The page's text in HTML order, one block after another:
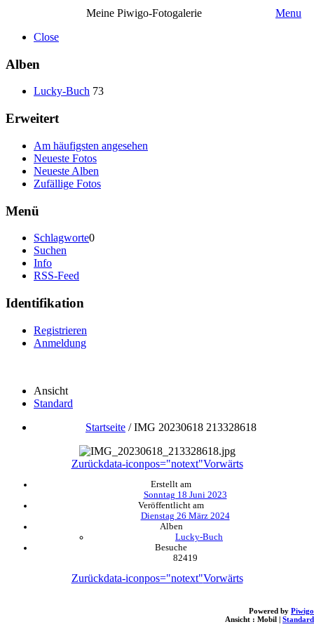
Meine Piwigo-Fotogalerie
Menu
Close
Alben
Lucky-Buch 73
Erweitert
Am häufigsten angesehen
Neueste Fotos
Neueste Alben
Zufällige Fotos
Menü
Schlagworte0
Suchen
Info
RSS-Feed
Identifikation
Registrieren
Anmeldung
Ansicht
Standard
Startseite /IMG 20230618 213328618
Zurückdata-iconpos="notext"Vorwärts
Erstellt am
Sonntag 18 Juni 2023
Veröffentlicht am
Dienstag 26 März 2024
Alben
Lucky-Buch
Besuche
82419
Zurückdata-iconpos="notext"Vorwärts
Powered by Piwigo
Ansicht : Mobil | Standard